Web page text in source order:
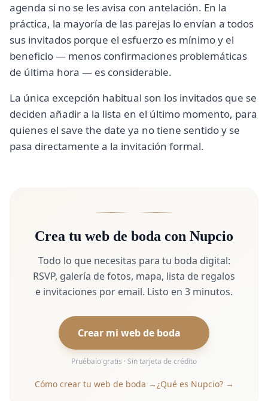
agenda si no se les avisa con antelación. En la
práctica, la mayoría de las parejas lo envían a todos
sus invitados porque el esfuerzo es mínimo y el
beneficio — menos confirmaciones problemáticas
de última hora — es considerable.
La única excepción habitual son los invitados que se
deciden añadir a la lista en el último momento, para
quienes el save the date ya no tiene sentido y se
pasa directamente a la invitación formal.
Crea tu web de boda con Nupcio
Todo lo que necesitas para tu boda digital:
RSVP, galería de fotos, mapa, lista de regalos
e invitaciones por email. Listo en 3 minutos.
Crear mi web de boda
Pruébalo gratis · Sin tarjeta de crédito
Cómo crear tu web de boda →¿Qué es Nupcio? →